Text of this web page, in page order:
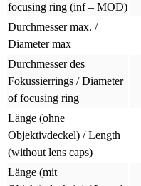
focusing ring (inf – MOD)
Durchmesser max. /
Diameter max
Durchmesser des
Fokussierrings / Diameter
of focusing ring
Länge (ohne
Objektivdeckel) / Length
(without lens caps)
Länge (mit